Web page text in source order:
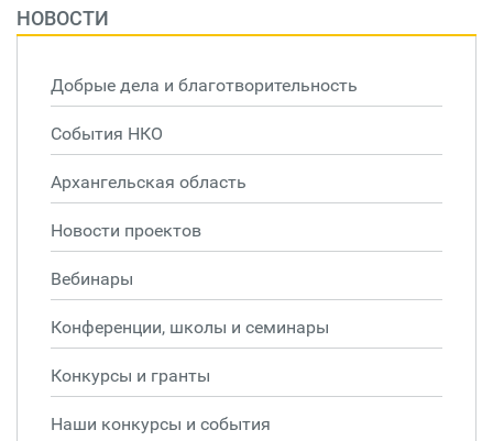
НОВОСТИ
Добрые дела и благотворительность
События НКО
Архангельская область
Новости проектов
Вебинары
Конференции, школы и семинары
Конкурсы и гранты
Наши конкурсы и события